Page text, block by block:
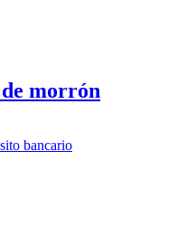
morrón
bancario